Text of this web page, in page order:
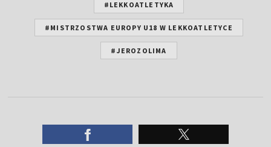
#LEKKOATLETYKA
#MISTRZOSTWA EUROPY U18 W LEKKOATLETYCE
#JEROZOLIMA